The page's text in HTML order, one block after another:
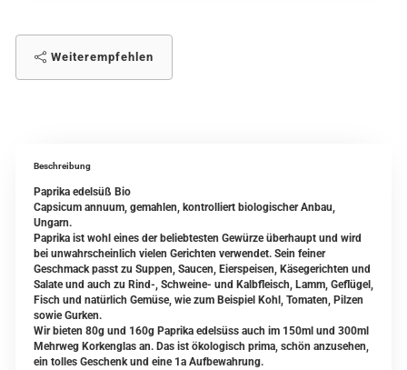
Weiterempfehlen
Beschreibung
Paprika edelsüß Bio
Capsicum annuum, gemahlen, kontrolliert biologischer Anbau,
Ungarn.
Paprika ist wohl eines der beliebtesten Gewürze überhaupt und wird
bei unwahrscheinlich vielen Gerichten verwendet. Sein feiner
Geschmack passt zu Suppen, Saucen, Eierspeisen, Käsegerichten und
Salate und auch zu Rind-, Schweine- und Kalbfleisch, Lamm, Geflügel,
Fisch und natürlich Gemüse, wie zum Beispiel Kohl, Tomaten, Pilzen
sowie Gurken.
Wir bieten 80g und 160g Paprika edelsüss auch im 150ml und 300ml
Mehrweg Korkenglas an. Das ist ökologisch prima, schön anzusehen,
ein tolles Geschenk und eine 1a Aufbewahrung.